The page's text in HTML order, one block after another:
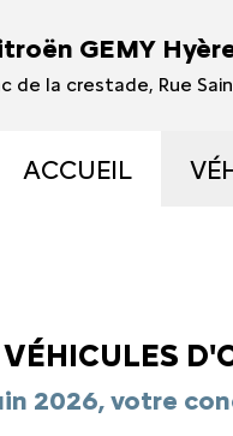
GEMY
de la crestade, Rue
ACCUEIL
2026, votre